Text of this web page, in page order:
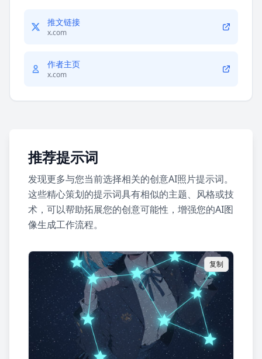
推文链接
x.com
作者主页
x.com
推荐提示词
发现更多与您当前选择相关的创意AI照片提示词。
这些精心策划的提示词具有相似的主题、风格或技
术，可以帮助拓展您的创意可能性，增强您的AI图
像生成工作流程。
复制